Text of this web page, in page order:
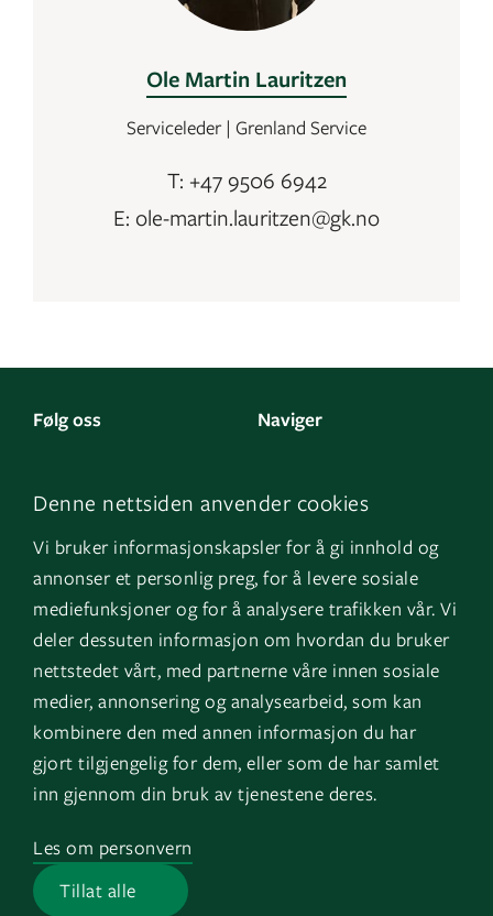
Denne nettsiden anvender cookies
Vi bruker informasjonskapsler for å gi innhold og
annonser et personlig preg, for å levere sosiale
mediefunksjoner og for å analysere trafikken vår. Vi
deler dessuten informasjon om hvordan du bruker
nettstedet vårt, med partnerne våre innen sosiale
medier, annonsering og analysearbeid, som kan
kombinere den med annen informasjon du har
gjort tilgjengelig for dem, eller som de har samlet
inn gjennom din bruk av tjenestene deres.
Tillat alle
Les om personvern
Ole Martin Lauritzen
Serviceleder | Grenland Service
T: +47 9506 6942
E: ole-martin.lauritzen@gk.no
Følg oss
Facebook
Instagram
YouTube
Naviger
Om oss
GK Sverige
GK Danmark
Snarveier
Fakturainformasjon
HMS
Jobb i GK
Logg inn
Mine bygg
EOS